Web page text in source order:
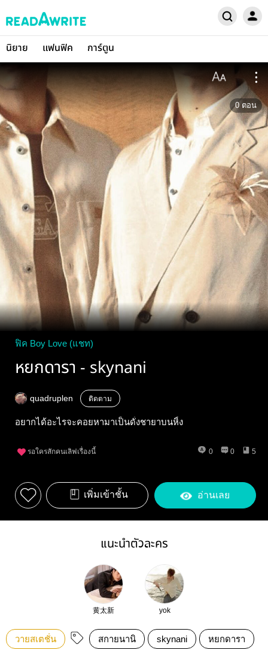
นิยาย แฟนฟิค การ์ตูน
0 ตอน
ฟิค Boy Love (แชท)
หยกดารา - skynani
quadruplen ติดตาม
อยากได้อะไรจะคอยหามาเป็นดั่งชายาบนหิ้ง
รอใครสักคนเลิฟเรื่องนี้ 0 0 5
เพิ่มเข้าชั้น อ่านเลย
แนะนำตัวละคร
黄太新 yok
วายสเตชั่น สกายนานิ skynani หยกดารา